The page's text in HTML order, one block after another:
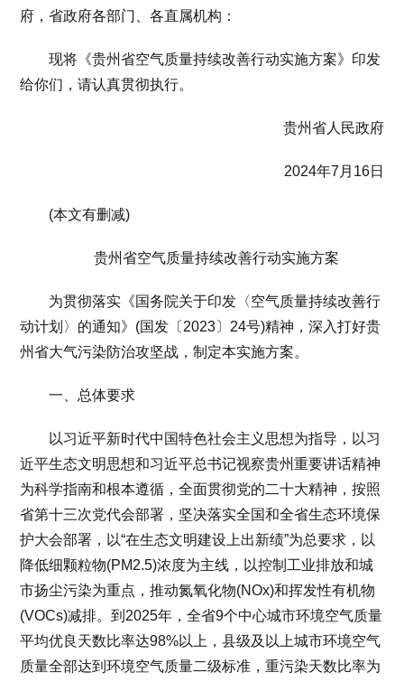
府，省政府各部门、各直属机构：
现将《贵州省空气质量持续改善行动实施方案》印发
给你们，请认真贯彻执行。
贵州省人民政府
2024年7月16日
(本文有删减)
贵州省空气质量持续改善行动实施方案
为贯彻落实《国务院关于印发〈空气质量持续改善行
动计划〉的通知》(国发〔2023〕24号)精神，深入打好贵
州省大气污染防治攻坚战，制定本实施方案。
一、总体要求
以习近平新时代中国特色社会主义思想为指导，以习
近平生态文明思想和习近平总书记视察贵州重要讲话精神
为科学指南和根本遵循，全面贯彻党的二十大精神，按照
省第十三次党代会部署，坚决落实全国和全省生态环境保
护大会部署，以“在生态文明建设上出新绩”为总要求，以
降低细颗粒物(PM2.5)浓度为主线，以控制工业排放和城
市扬尘污染为重点，推动氮氧化物(NOx)和挥发性有机物
(VOCs)减排。到2025年，全省9个中心城市环境空气质量
平均优良天数比率达98%以上，县级及以上城市环境空气
质量全部达到环境空气质量二级标准，重污染天数比率为